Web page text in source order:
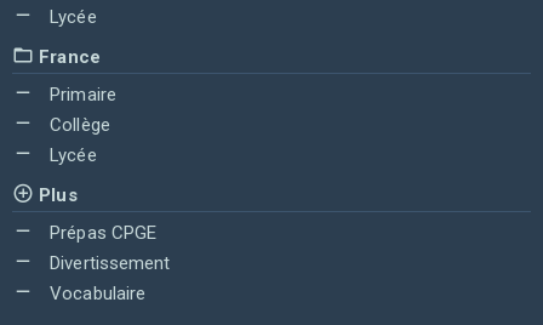
Lycée
France
Primaire
Collège
Lycée
Plus
Prépas CPGE
Divertissement
Vocabulaire